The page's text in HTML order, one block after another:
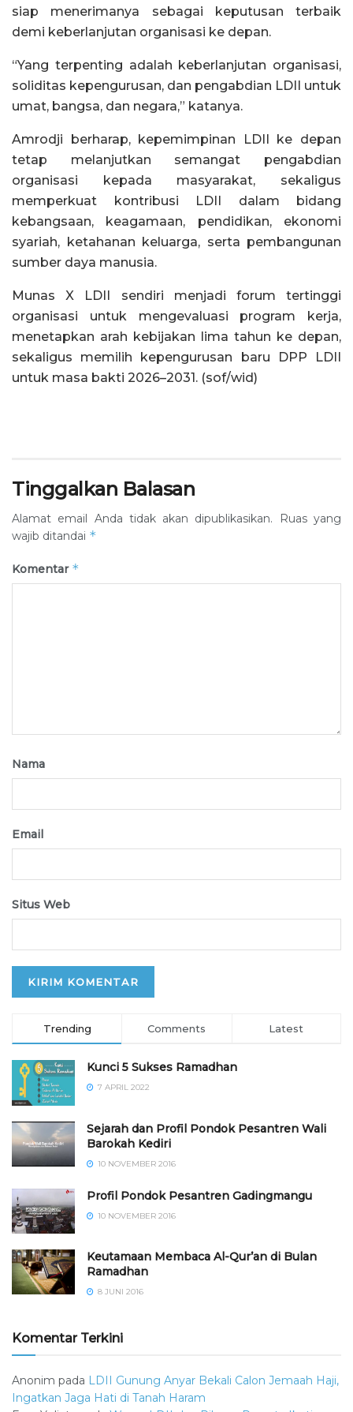
siap menerimanya sebagai keputusan terbaik
demi keberlanjutan organisasi ke depan.
“Yang terpenting adalah keberlanjutan organisasi,
soliditas kepengurusan, dan pengabdian LDII untuk
umat, bangsa, dan negara,” katanya.
Amrodji berharap, kepemimpinan LDII ke depan
tetap melanjutkan semangat pengabdian
organisasi kepada masyarakat, sekaligus
memperkuat kontribusi LDII dalam bidang
kebangsaan, keagamaan, pendidikan, ekonomi
syariah, ketahanan keluarga, serta pembangunan
sumber daya manusia.
Munas X LDII sendiri menjadi forum tertinggi
organisasi untuk mengevaluasi program kerja,
menetapkan arah kebijakan lima tahun ke depan,
sekaligus memilih kepengurusan baru DPP LDII
untuk masa bakti 2026–2031. (sof/wid)
Tinggalkan Balasan
Alamat email Anda tidak akan dipublikasikan.
Ruas yang
wajib ditandai *
Komentar *
Nama
Email
Situs Web
Trending Comments Latest
Kunci 5 Sukses Ramadhan
7 APRIL 2022
Sejarah dan Profil Pondok Pesantren Wali
Barokah Kediri
10 NOVEMBER 2016
⁠⁠⁠Profil Pondok Pesantren Gadingmangu
10 NOVEMBER 2016
Keutamaan Membaca Al-Qur’an di Bulan
Ramadhan
8 JUNI 2016
Komentar Terkini
Anonim pada LDII Gunung Anyar Bekali Calon Jemaah Haji,
Ingatkan Jaga Hati di Tanah Haram